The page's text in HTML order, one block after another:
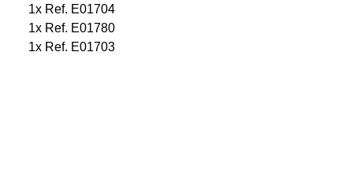
1x Ref. E01704
1x Ref. E01780
1x Ref. E01703